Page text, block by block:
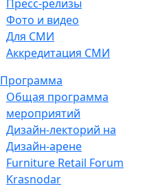
Пресс-релизы
Фото и видео
Для СМИ
Аккредитация СМИ
Программа
Общая программа
мероприятий
Дизайн-лекторий на
Дизайн-арене
Furniture Retail Forum
Krasnodar